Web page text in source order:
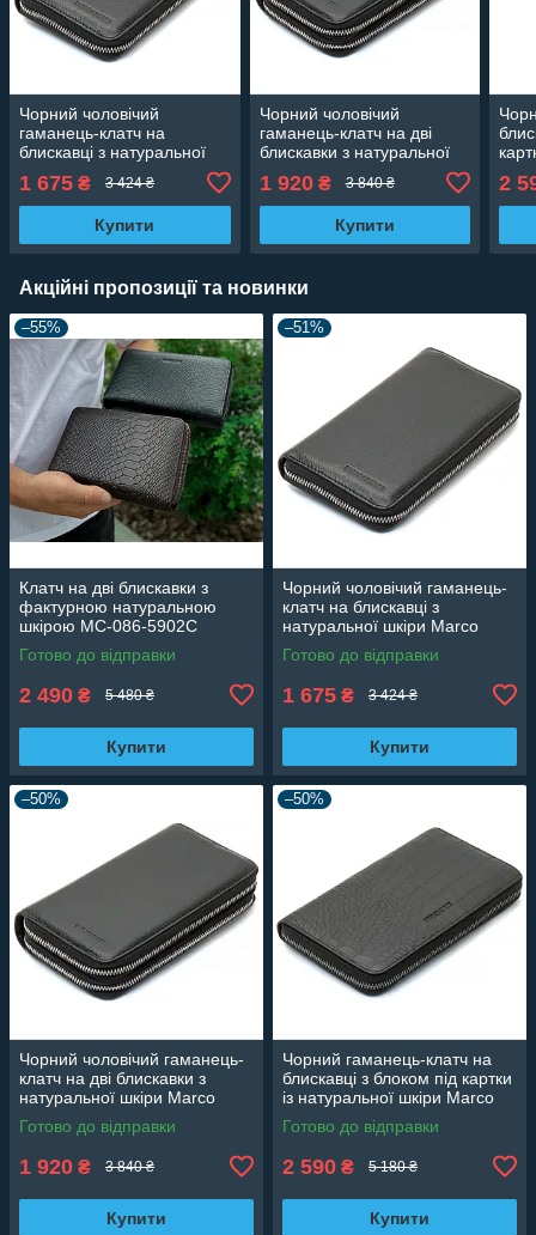
Чорний чоловічий
гаманець-клатч на
блискавці з натуральної
шкіри Marco Coverna MC-
802-1
1 675 ₴ 3 424 ₴
Купити
Чорний чоловічий
гаманець-клатч на дві
блискавки з натуральної
шкіри Marco Coverna MC-
801
1 920₴ 3 840 ₴
Купити
2
Акційні пропозиції та новинки
–55%
Клатч на дві блискавки з
фактурною натуральною
шкірою MC-086-5902С
Готово до відправки
2 490 ₴ 5 480 ₴
Купити
–51%
Чорний чоловічий гаманець-
клатч на блискавці з
натуральної шкіри Marco
Coverna MC-802-1
Готово до відправки
1 675 ₴ 3 424 ₴
Купити
–50%
Чорний чоловічий гаманець-
клатч на дві блискавки з
натуральної шкіри Marco
Coverna MC-801
Готово до відправки
1 920 ₴ 3 840 ₴
Купити
–50%
Чорний гаманець-клатч на
блискавці з блоком під картки
із натуральної шкіри Marco
Coverna MCJP-5901A
Готово до відправки
2 590 ₴ 5 180 ₴
Купити